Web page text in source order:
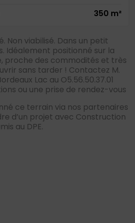
350 m²
Non viabilisé. Dans un petit
Idéalement positionné sur la
proche des commodités et très
sans tarder ! Contactez M.
Lac au O5.56.50.37.01
ou une prise de rendez-vous
ce terrain via nos partenaires
d’un projet avec Construction
au DPE.